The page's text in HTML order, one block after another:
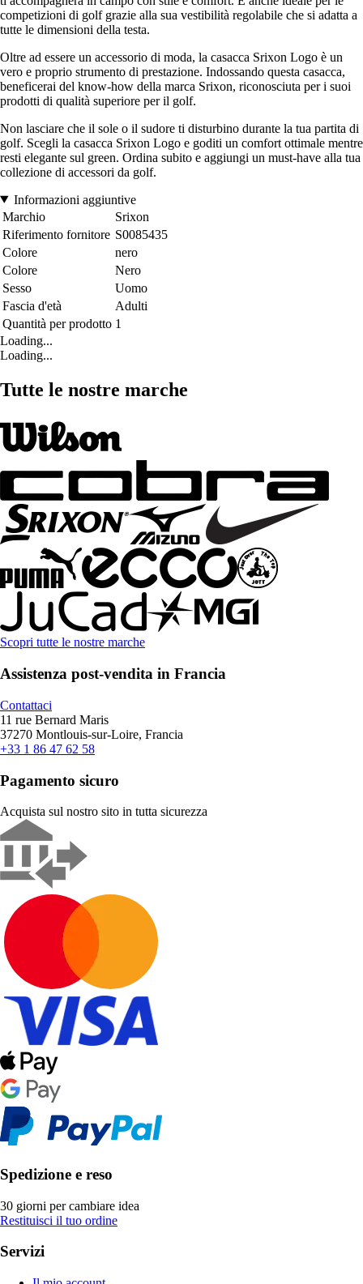
competizioni di golf grazie alla sua vestibilità regolabile che si adatta a
tutte le dimensioni della testa.
Oltre ad essere un accessorio di moda, la casacca Srixon Logo è un
vero e proprio strumento di prestazione. Indossando questa casacca,
beneficerai del know-how della marca Srixon, riconosciuta per i suoi
prodotti di qualità superiore per il golf.
Non lasciare che il sole o il sudore ti disturbino durante la tua partita di
golf. Scegli la casacca Srixon Logo e goditi un comfort ottimale mentre
resti elegante sul green. Ordina subito e aggiungi un must-have alla tua
collezione di accessori da golf.
Informazioni aggiuntive
Marchio
Srixon
Riferimento fornitore S0085435
Colore
nero
Colore
Nero
Sesso
Uomo
Fascia d'età
Adulti
Quantità per prodotto 1
Loading...
Loading...
Tutte le nostre marche
Scopri tutte le nostre marche
Assistenza post-vendita in Francia
Contattaci
11 rue Bernard Maris
37270 Montlouis-sur-Loire, Francia
+33 1 86 47 62 58
Pagamento sicuro
Acquista sul nostro sito in tutta sicurezza
Spedizione e reso
30 giorni per cambiare idea
Restituisci il tuo ordine
Servizi